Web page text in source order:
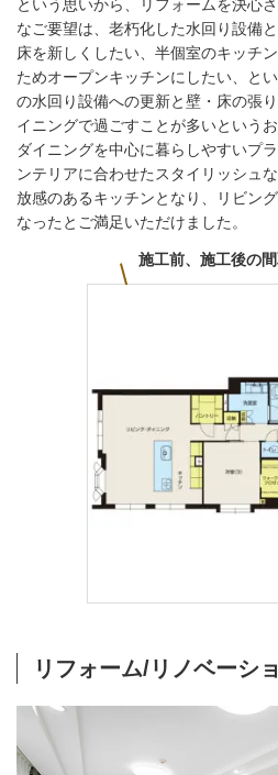
という思いから、リフォームを決心
なご要望は、老朽化した水回り設備
床を新しくしたい、半個室のキッチ
ためオープンキッチンにしたい、と
の水回り設備への更新と壁・床の張
イニングで過ごすことが多いという
ダイニングを中心に暮らしやすいプ
ンテリアに合わせたスタイリッシュ
放感のあるキッチンとなり、リビン
なったとご満足いただけました。
施工前、施工後の
リフォーム/リノベーシ